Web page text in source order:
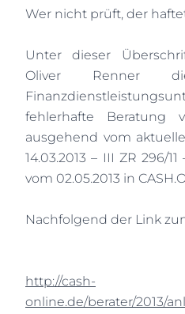
Wer nicht prüft, der
Unter dieser
Oliver Renner
fehlerhafte Beratung
ausgehend vom
14.03.2013 – III ZR 296/
vom 02.05.2013 in
Nachfolgend der Link
http://cash-
online.de/berater/2013/